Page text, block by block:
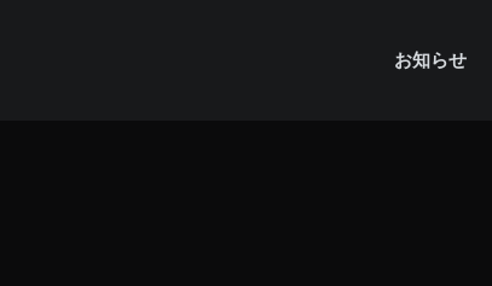
お知らせ